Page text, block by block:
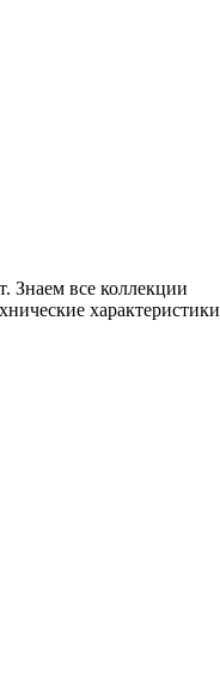
Знаем все коллекции
характеристики